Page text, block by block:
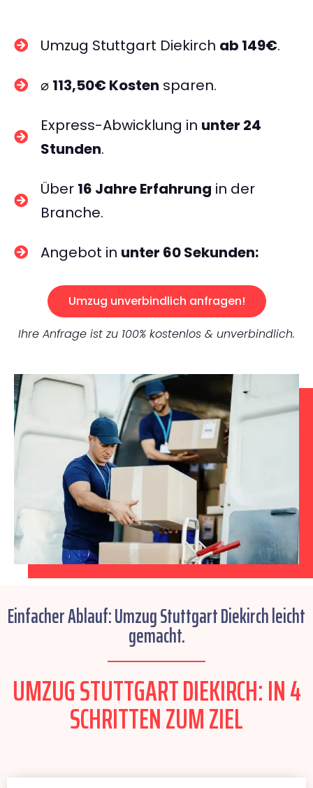
Umzug Stuttgart Diekirch ab 149€.
⌀ 113,50€ Kosten sparen.
Express-Abwicklung in unter 24
Stunden.
Über 16 Jahre Erfahrung in der
Branche.
Angebot in unter 60 Sekunden:
Umzug unverbindlich anfragen!
Ihre Anfrage ist zu 100% kostenlos & unverbindlich.
Einfacher Ablauf: Umzug Stuttgart Diekirch leicht
gemacht.
UMZUG STUTTGART DIEKIRCH: IN 4
SCHRITTEN ZUM ZIEL